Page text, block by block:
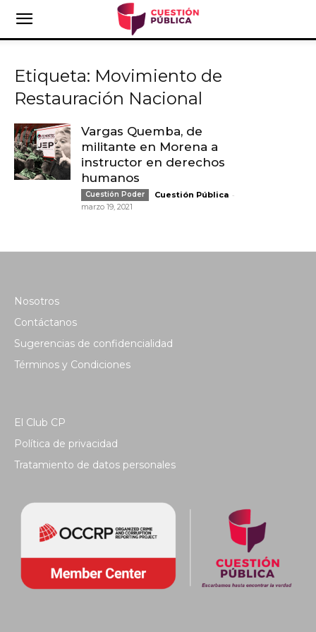
Etiqueta: Movimiento de
Restauración Nacional
Vargas Quemba, de
militante en Morena a
instructor en derechos
humanos
Cuestión Poder Cuestión Pública -
marzo 19, 2021
Nosotros
Contáctanos
Sugerencias de confidencialidad
Términos y Condiciones
El Club CP
Política de privacidad
Tratamiento de datos personales